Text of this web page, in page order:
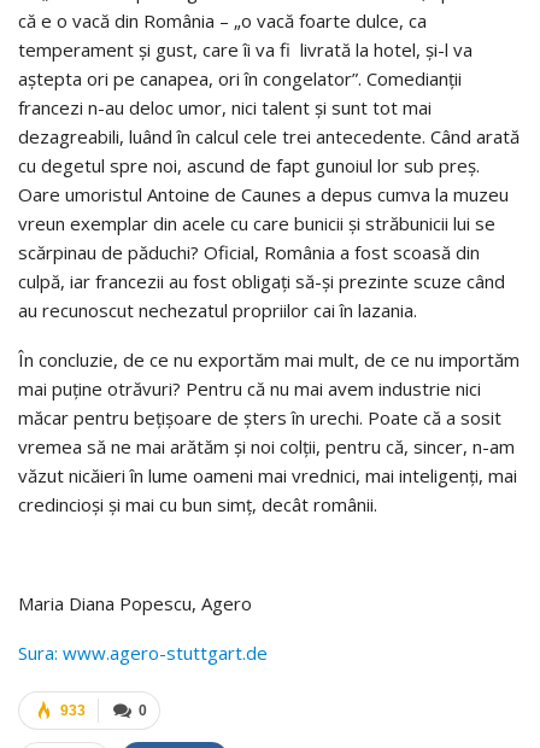
că e o vacă din România – „o vacă foarte dulce, ca
temperament şi gust, care îi va fi livrată la hotel, şi-l va
aştepta ori pe canapea, ori în congelator”. Comedianţii
francezi n-au deloc umor, nici talent şi sunt tot mai
dezagreabili, luând în calcul cele trei antecedente. Când arată
cu degetul spre noi, ascund de fapt gunoiul lor sub preş.
Oare umoristul Antoine de Caunes a depus cumva la muzeu
vreun exemplar din acele cu care bunicii şi străbunicii lui se
scărpinau de păduchi? Oficial, România a fost scoasă din
culpă, iar francezii au fost obligaţi să-şi prezinte scuze când
au recunoscut nechezatul propriilor cai în lazania.
În concluzie, de ce nu exportăm mai mult, de ce nu importăm
mai puţine otrăvuri? Pentru că nu mai avem industrie nici
măcar pentru beţişoare de şters în urechi. Poate că a sosit
vremea să ne mai arătăm şi noi colţii, pentru că, sincer, n-am
văzut nicăieri în lume oameni mai vrednici, mai inteligenţi, mai
credincioşi şi mai cu bun simţ, decât românii.
Maria Diana Popescu, Agero
Sura: www.agero-stuttgart.de
0
933